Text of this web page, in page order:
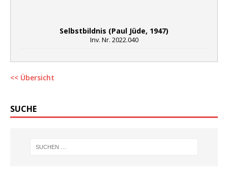
Selbstbildnis (Paul Jüde, 1947)
Inv. Nr. 2022.040
<< Übersicht
SUCHE